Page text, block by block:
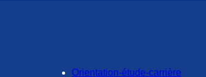
Orientation-étude-carrière